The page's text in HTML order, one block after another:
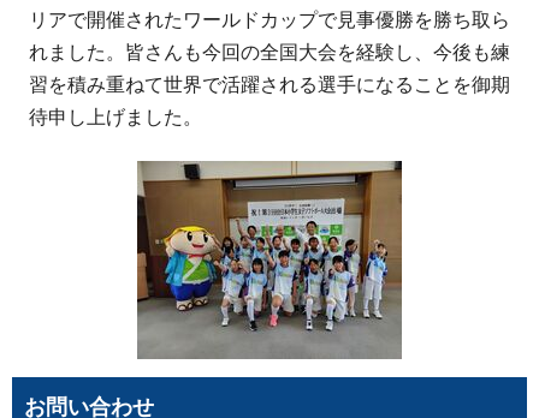
リアで開催されたワールドカップで見事優勝を勝ち取ら
れました。皆さんも今回の全国大会を経験し、今後も練
習を積み重ねて世界で活躍される選手になることを御期
待申し上げました。
お問い合わせ